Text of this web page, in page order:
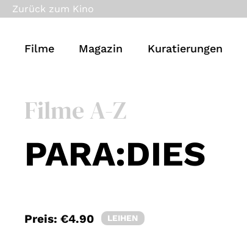
Zurück zum Kino
Filme Magazin Kuratierungen
Filme A-Z
PARA:DIES
Preis: €4.90 LEIHEN